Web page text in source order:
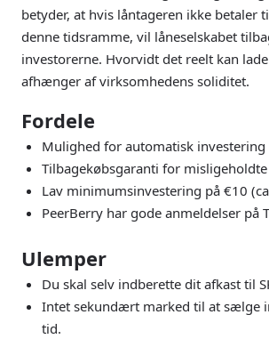
betyder, at hvis låntageren ikke betaler
denne tidsramme, vil låneselskabet
investorerne. Hvorvidt det reelt kan
afhænger af virksomhedens soliditet.
Fordele
Mulighed for automatisk investering
Tilbagekøbsgaranti for
Lav minimumsinvestering på €10
PeerBerry har gode anmeldelser på
Ulemper
Du skal selv indberette dit afkast til
Intet sekundært marked til at sælge
tid.